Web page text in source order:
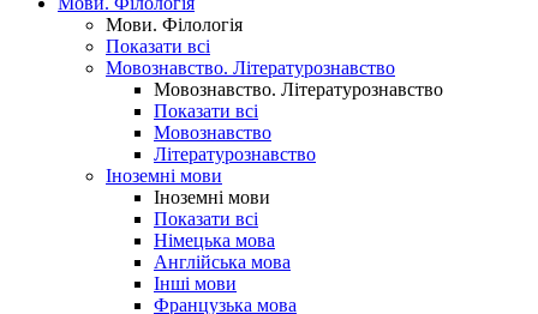
Мови. Філологія
Показати всі
Мовознавство. Літературознавство
Мовознавство. Літературознавство
Показати всі
Мовознавство
Літературознавство
Іноземні мови
Іноземні мови
Показати всі
Німецька мова
Англійська мова
Інші мови
Французька мова